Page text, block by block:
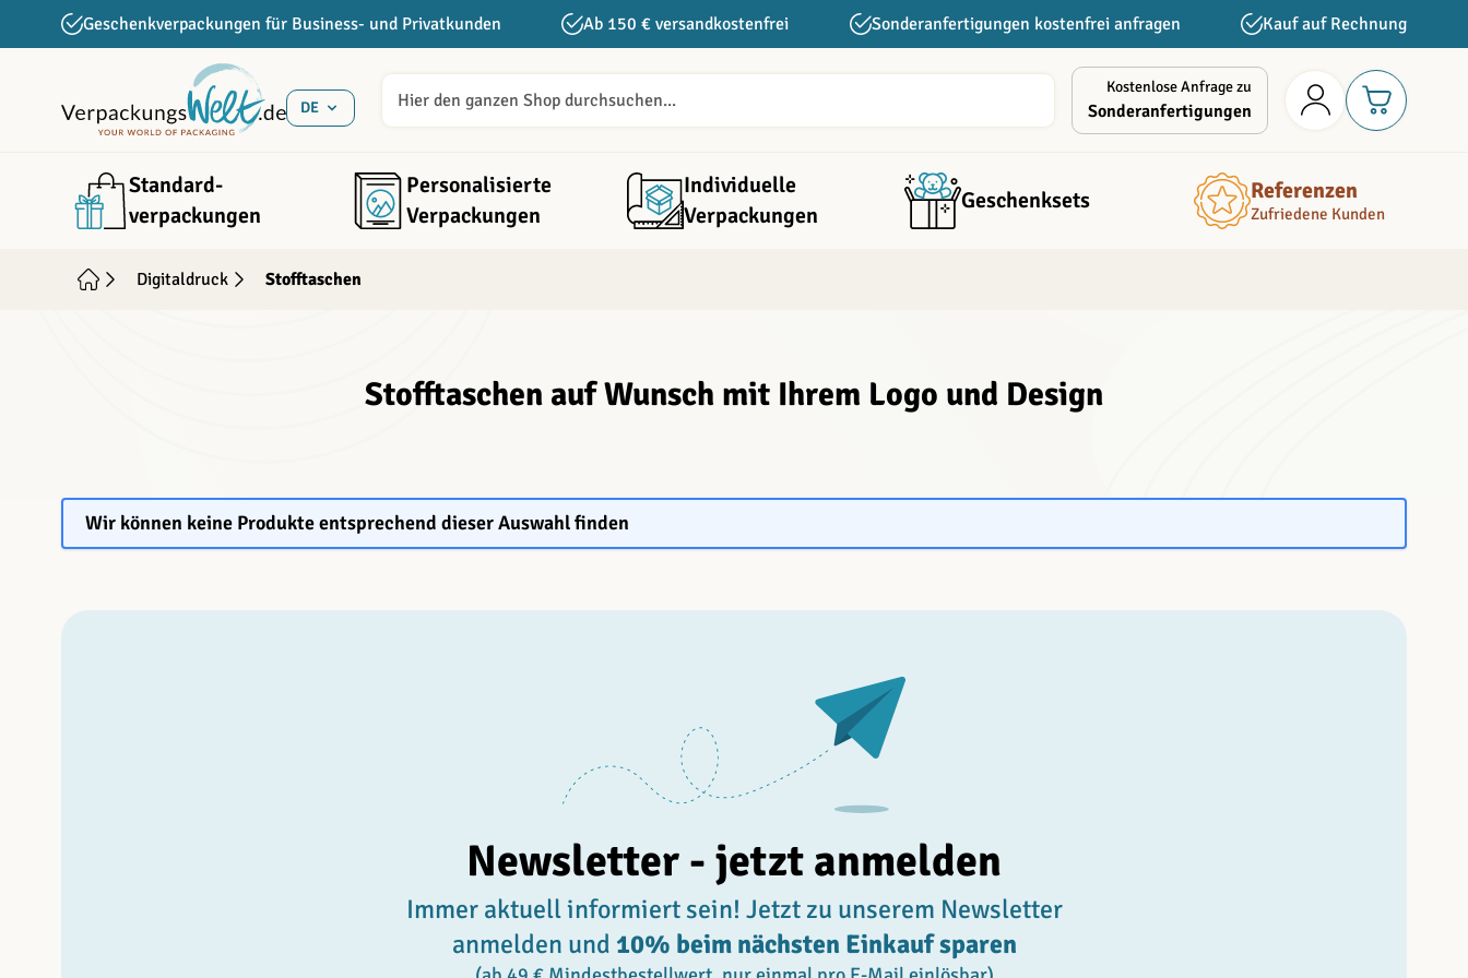
Direkt zum InhaltGeschenkverpackungen für Business- und Privatkunden Ab 150 € versandkostenfrei Sonderanfertigungen kostenfrei anfragen Kauf auf Rechnung
DE
Kostenlose Anfrage zu
Sonderanfertigungen
Standard­
verpackungen
Personalisierte
Verpackungen
Individuelle
Verpackungen
Geschenksets Referenzen
Zufriedene Kunden
Digitaldruck Stofftaschen
Stofftaschen auf Wunsch mit Ihrem Logo und Design
Wir können keine Produkte entsprechend dieser Auswahl finden
Newsletter - jetzt anmelden
Immer aktuell informiert sein! Jetzt zu unserem Newsletter
anmelden und 10% beim nächsten Einkauf sparen